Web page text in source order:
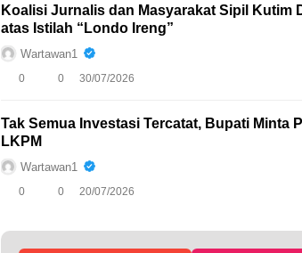
Koalisi Jurnalis dan Masyarakat Sipil Kutim
atas Istilah “Londo Ireng”
Wartawan1
0 0 30/07/2026
Tak Semua Investasi Tercatat, Bupati Minta
LKPM
Wartawan1
0 0 20/07/2026